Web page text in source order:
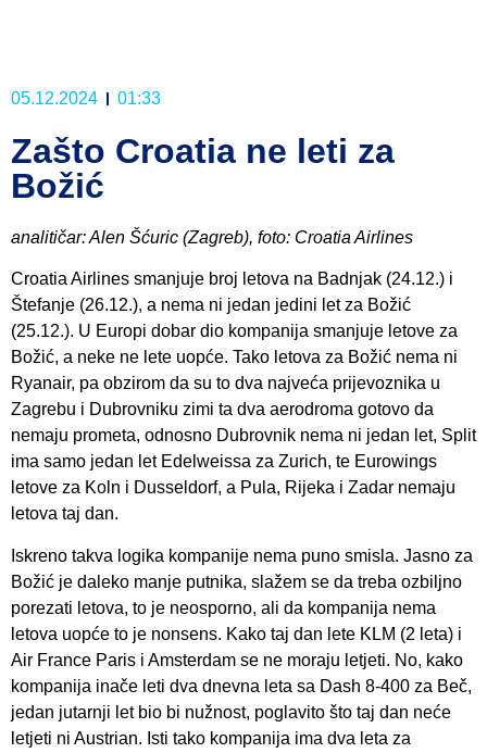
05.12.2024 01:33
Zašto Croatia ne leti za
Božić
analitičar: Alen Šćuric (Zagreb), foto: Croatia Airlines
Croatia Airlines smanjuje broj letova na Badnjak (24.12.) i
Štefanje (26.12.), a nema ni jedan jedini let za Božić
(25.12.). U Europi dobar dio kompanija smanjuje letove za
Božić, a neke ne lete uopće. Tako letova za Božić nema ni
Ryanair, pa obzirom da su to dva najveća prijevoznika u
Zagrebu i Dubrovniku zimi ta dva aerodroma gotovo da
nemaju prometa, odnosno Dubrovnik nema ni jedan let, Split
ima samo jedan let Edelweissa za Zurich, te Eurowings
letove za Koln i Dusseldorf, a Pula, Rijeka i Zadar nemaju
letova taj dan.
Iskreno takva logika kompanije nema puno smisla. Jasno za
Božić je daleko manje putnika, slažem se da treba ozbiljno
porezati letova, to je neosporno, ali da kompanija nema
letova uopće to je nonsens. Kako taj dan lete KLM (2 leta) i
Air France Paris i Amsterdam se ne moraju letjeti. No, kako
kompanija inače leti dva dnevna leta sa Dash 8-400 za Beč,
jedan jutarnji let bio bi nužnost, poglavito što taj dan neće
letjeti ni Austrian. Isti tako kompanija ima dva leta za